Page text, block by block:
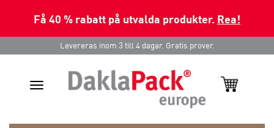
Få 40 % rabatt på utvalda produkter. Rea!
Levereras inom 3 till 4 dagar. Gratis prover.
Toggle